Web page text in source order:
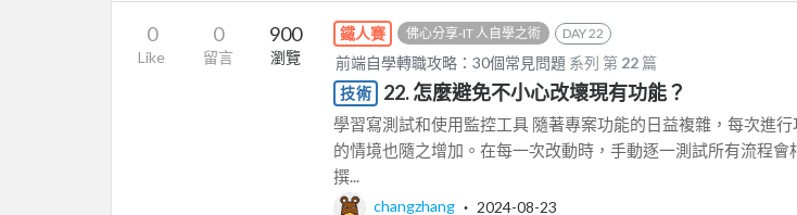
0
Like
0
留言
900
瀏覽
鐵人賽 佛心分享-IT 人自學之術 DAY 22
前端自學轉職攻略：30個常見問題 系列 第 22 篇
技術
22. 怎麼避免不小心改壞現有功能？
學習寫測試和使用監控工具 隨著專案功能的日益複雜，每次進
的情境也隨之增加。在每一次改動時，手動逐一測試所有流程會
撰...
changzhang ‧ 2024-08-23